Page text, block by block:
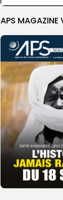
APS MAGAZINE